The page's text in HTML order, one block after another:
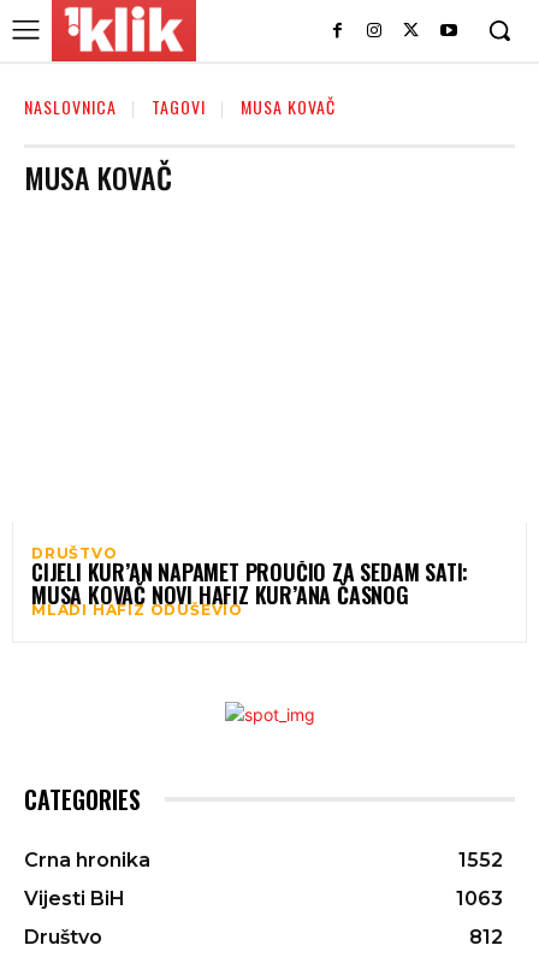
NASLOVNICA TAGOVI MUSA KOVAČ
MUSA KOVAČ
DRUŠTVO
CIJELI KUR’AN NAPAMET PROUČIO ZA SEDAM SATI:
MUSA KOVAČ NOVI HAFIZ KUR’ANA ČASNOG
MLADI HAFIZ ODUŠEVIO
CATEGORIES
Crna hronika
1552
Vijesti BiH
1063
Društvo
812